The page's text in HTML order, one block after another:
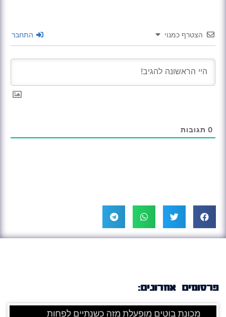
הצטרף כמנוי התחבר
0 תגובות
פרסומים אחרונים: